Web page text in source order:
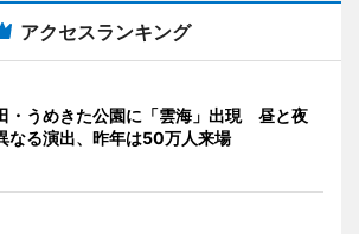
アクセスランキング
・うめきた公園に「雲海」出現 昼と夜
なる演出、昨年は50万人来場